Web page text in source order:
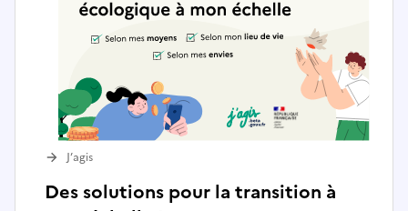
Des solutions pour la transition à
J’agis